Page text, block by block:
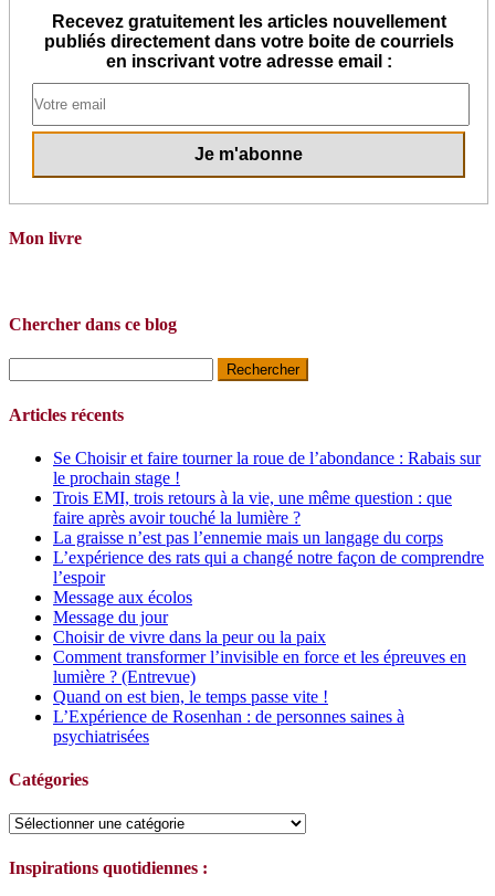
Recevez gratuitement les articles nouvellement
publiés directement dans votre boite de courriels
en inscrivant votre adresse email :
Mon livre
Chercher dans ce blog
Articles récents
Se Choisir et faire tourner la roue de l’abondance : Rabais sur
le prochain stage !
Trois EMI, trois retours à la vie, une même question : que
faire après avoir touché la lumière ?
La graisse n’est pas l’ennemie mais un langage du corps
L’expérience des rats qui a changé notre façon de comprendre
l’espoir
Message aux écolos
Message du jour
Choisir de vivre dans la peur ou la paix
Comment transformer l’invisible en force et les épreuves en
lumière ? (Entrevue)
Quand on est bien, le temps passe vite !
L’Expérience de Rosenhan : de personnes saines à
psychiatrisées
Catégories
Catégories
Inspirations quotidiennes :